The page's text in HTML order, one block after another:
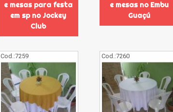
e mesas para festa
em sp no Jockey
Club
e mesas no Embu
Guaçú
Cod.:7259 Cod.:7260